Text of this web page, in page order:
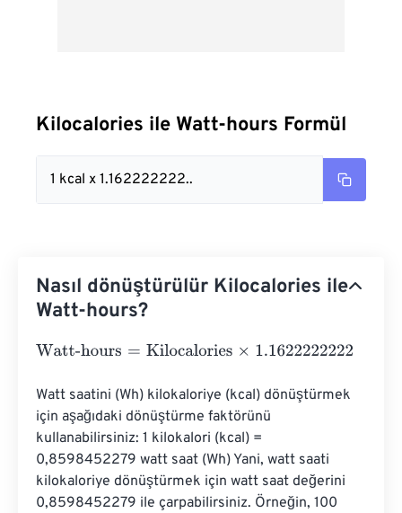
Kilocalories ile Watt-hours Formül
1 kcal x 1.162222222..
Nasıl dönüştürülür Kilocalories ile
Watt-hours?
Watt-hours=Kilocalories×1.1622222222
Watt saatini (Wh) kilokaloriye (kcal) dönüştürmek
için aşağıdaki dönüştürme faktörünü
kullanabilirsiniz: 1 kilokalori (kcal) =
0,8598452279 watt saat (Wh) Yani, watt saati
kilokaloriye dönüştürmek için watt saat değerini
0,8598452279 ile çarpabilirsiniz. Örneğin, 100